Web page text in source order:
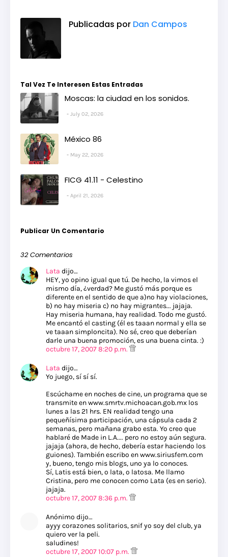
Publicadas por Dan Campos
Tal Vez Te Interesen Estas Entradas
Moscas: la ciudad en los sonidos.
July 02, 2026
México 86
May 22, 2026
FICG 41.11 - Celestino
April 21, 2026
Publicar Un Comentario
32 Comentarios
Lata dijo…
HEY, yo opino igual que tú. De hecho, la vimos el
mismo día, ¿verdad? Me gustó más porque es
diferente en el sentido de que a)no hay violaciones,
b) no hay miseria c) no hay migrantes... jajaja.
Hay miseria humana, hay realidad. Todo me gustó.
Me encantó el casting (él es taaan normal y ella se
ve taaan simploncita). No sé, creo que deberían
darle una buena promoción, es una buena cinta. :)
octubre 17, 2007 8:20 p.m.
Lata dijo…
Yo juego, sí sí sí.
Escúchame en noches de cine, un programa que se
transmite en www.smrtv.michoacan.gob.mx los
lunes a las 21 hrs. EN realidad tengo una
pequeñísima participación, una cápsula cada 2
semanas, pero mañana grabo esta. Yo creo que
hablaré de Made in L.A.... pero no estoy aún segura.
jajaja (ahora, de hecho, debería estar haciendo los
guiones). También escribo en www.siriusfem.com
y, bueno, tengo mis blogs, uno ya lo conoces.
Sí, Latis está bien, o lata, o latosa. Me llamo
Cristina, pero me conocen como Lata (es en serio).
jajaja.
octubre 17, 2007 8:36 p.m.
Anónimo dijo…
ayyy corazones solitarios, snif yo soy del club, ya
quiero ver la peli.
saludines!
octubre 17, 2007 10:07 p.m.